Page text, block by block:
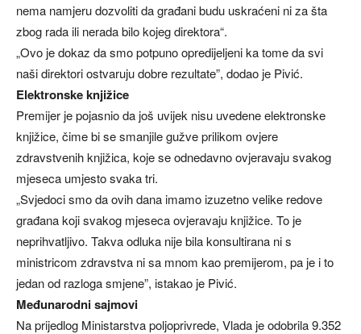
nema namjeru dozvoliti da građani budu uskraćeni ni za šta
zbog rada ili nerada bilo kojeg direktora“.
„Ovo je dokaz da smo potpuno opredijeljeni ka tome da svi
naši direktori ostvaruju dobre rezultate”, dodao je Pivić.
Elektronske knjižice
Premijer je pojasnio da još uvijek nisu uvedene elektronske
knjižice, čime bi se smanjile gužve prilikom ovjere
zdravstvenih knjižica, koje se odnedavno ovjeravaju svakog
mjeseca umjesto svaka tri.
„Svjedoci smo da ovih dana imamo izuzetno velike redove
građana koji svakog mjeseca ovjeravaju knjižice. To je
neprihvatljivo. Takva odluka nije bila konsultirana ni s
ministricom zdravstva ni sa mnom kao premijerom, pa je i to
jedan od razloga smjene”, istakao je Pivić.
Međunarodni sajmovi
Na prijedlog Ministarstva poljoprivrede, Vlada je odobrila 9.352